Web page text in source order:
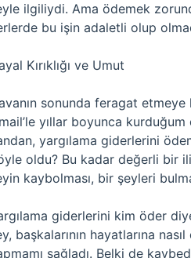
ilgiliydi. Ama ödemek
bu işin adaletli olup
Kırıklığı ve Umut
sonunda feragat
yıllar boyunca
yargılama giderlerini
oldu? Bu kadar değerli bir
kaybolması, bir şeyleri
giderlerini kim öder
başkalarının hayatlarına
sağladı. Belki de